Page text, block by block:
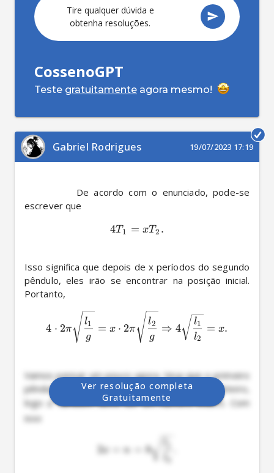
Tire qualquer dúvida e
obtenha resoluções.
CossenoGPT
Teste gratuitamente agora mesmo!
Gabriel Rodrigues 19/07/2023 17:19
4T1 = xT2 .
Isso significa que depois de x períodos do segundo
pêndulo, eles irão se encontrar na posição inicial.
4 ⋅ 2π
g
l1 = x ⋅ 2π
g
l2 ⇒ 4
l2
l1 = x.
Vamos pensar um pouco agora. Veja que o primeiro
pêndulo realizou um número de ciclos que é inteiro,
logo
x também deve ser um número inteiro. Com
2 8
Ver resolução completa
Gratuitamente